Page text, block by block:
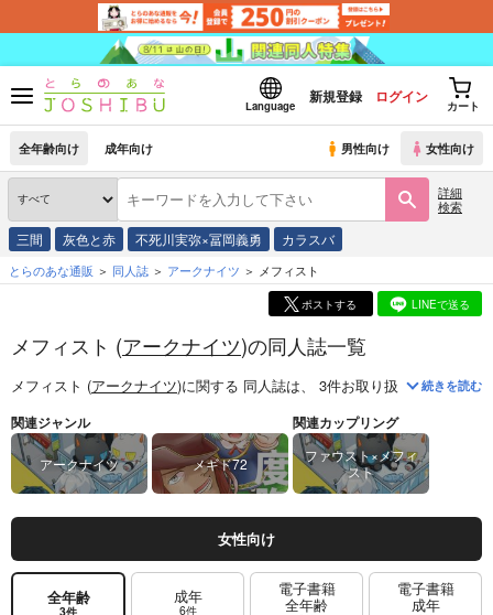
Language
新規登録 ログイン
カート
全年齢向け 成年向け 男性向け 女性向け
詳細
検索
三間 灰色と赤 不死川実弥×冨岡義勇 カラスバ
とらのあな通販 同人誌 アークナイツ メフィスト
ポストする LINEで送る
メフィスト (アークナイツ)の同人誌一覧
メフィスト (アークナイツ)に関する 同人誌は、 3件お取り扱いがございま
続きを読む
関連ジャンル
アークナイツ メギド72
関連カップリング
ファウスト×メフィ
スト
女性向け
全年齢
3件
成年
6件
電子書籍
全年齢
電子書籍
成年